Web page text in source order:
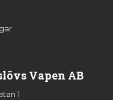
Vapen AB
1